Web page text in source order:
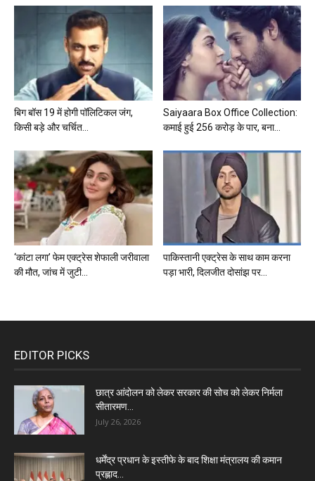
बिग बॉस 19 में होगी पॉलिटिकल जंग,
किसी बड़े और चर्चित...
Saiyaara Box Office Collection:
कमाई हुई 256 करोड़ के पार, बना...
‘कांटा लगा’ फेम एक्ट्रेस शेफाली जरीवाला
की मौत, जांच में जुटी...
पाकिस्तानी एक्ट्रेस के साथ काम करना
पड़ा भारी, दिलजीत दोसांझ पर...
EDITOR PICKS
छात्र आंदोलन को लेकर सरकार की सोच को लेकर निर्मला
सीतारमण...
July 26, 2026
धर्मेंद्र प्रधान के इस्तीफे के बाद शिक्षा मंत्रालय की कमान
प्रह्लाद...